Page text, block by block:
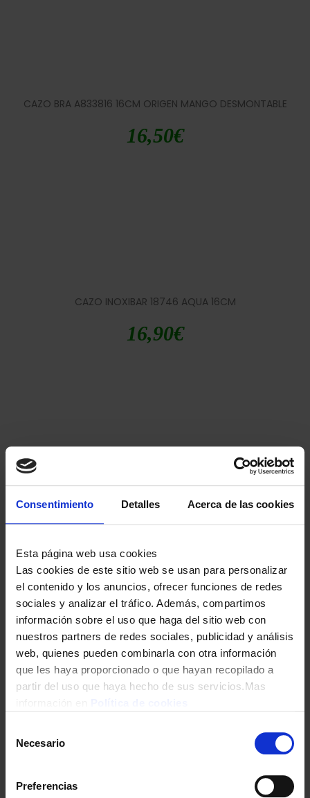
Consentimiento Detalles Acerca de las cookies
Esta página web usa cookies
Las cookies de este sitio web se usan para personalizar
el contenido y los anuncios, ofrecer funciones de redes
sociales y analizar el tráfico. Además, compartimos
información sobre el uso que haga del sitio web con
nuestros partners de redes sociales, publicidad y análisis
web, quienes pueden combinarla con otra información
que les haya proporcionado o que hayan recopilado a
partir del uso que haya hecho de sus servicios.Mas
Necesario
Preferencias
CAZO BRA A833816 16CM ORIGEN MANGO DESMONTABLE
16,50€
CAZO INOXIBAR 18746 AQUA 16CM
16,90€
CAZO INOXIBAR 18871 18CM ANTIADHERENTE OLIVA